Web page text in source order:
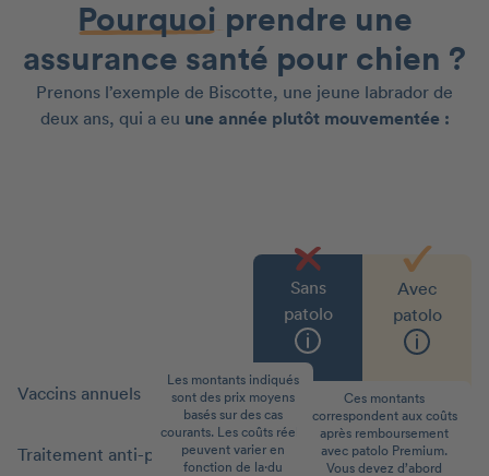
Pourquoi prendre une
assurance santé pour chien ?
Prenons l’exemple de Biscotte, une jeune labrador de
deux ans, qui a eu une année plutôt mouvementée :
Sans
patolo
Les montants indiqués
sont des prix moyens
basés sur des cas
courants. Les coûts réels
peuvent varier en
fonction de la·du
Avec
patolo
Ces montants
correspondent aux coûts
après remboursement
avec patolo Premium.
Vous devez d’abord
Vaccins annuels 70 € 0 €
Traitement anti-puces 30 € 0 €